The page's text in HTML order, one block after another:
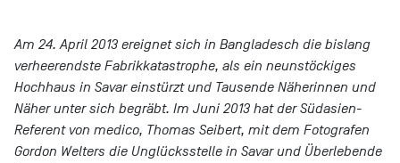
Am 24. April 2013 ereignet sich in Bangladesch die bislang
verheerendste Fabrikkatastrophe, als ein neunstöckiges
Hochhaus in Savar einstürzt und Tausende Näherinnen und
Näher unter sich begräbt. Im Juni 2013 hat der Südasien-
Referent von medico, Thomas Seibert, mit dem Fotografen
Gordon Welters die Unglücksstelle in Savar und Überlebende